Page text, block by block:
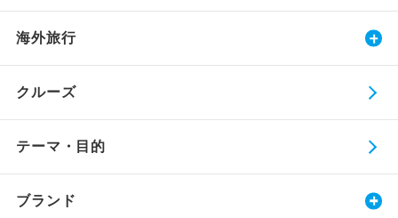
海外旅行
クルーズ
テーマ・目的
ブランド